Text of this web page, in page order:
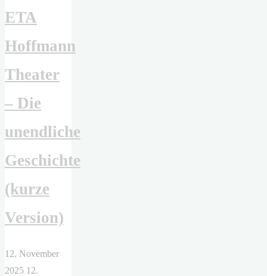
ETA
Hoffmann
Theater
– Die
unendliche
Geschichte
(kurze
Version)
12. November
2025 12.